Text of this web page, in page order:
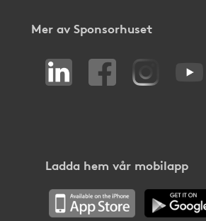
Mer av Sponsorhuset
Ladda hem vår mobilapp